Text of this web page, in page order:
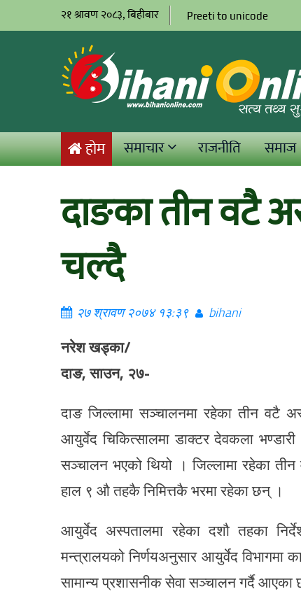
२१ श्रावण २०८३, बिहीबार Preeti to unicode
होम समाचार राजनीति समाज
दाङका तीन वटै
चल्दै
२७ श्रावण २०७४ १३:३९ bihani
नरेश खड्का/
दाङ, साउन, २७-
दाङ जिल्लामा सञ्चालनमा रहेका तीन वटै
आयुर्वेद चिकित्सालमा डाक्टर देवकला
सञ्चालन भएको थियो । जिल्लामा रहेका
हाल ९ औ तहकै निमित्तकै भरमा रहेका छन् ।
आयुर्वेद अस्पतालमा रहेका दशौ तहका
मन्त्रालयको निर्णयअनुसार आयुर्वेद
सामान्य प्रशासनीक सेवा सञ्चालन गर्दै आएका